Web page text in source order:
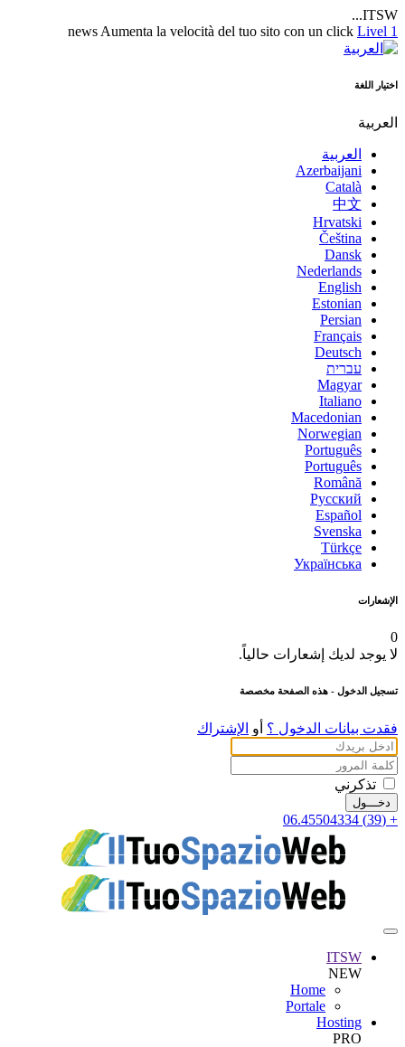
ITSW...
news Aumenta la velocità del tuo sito con un click Livel 1
اختيار اللغة
العربية
العربية
Azerbaijani
Català
中文
Hrvatski
Čeština
Dansk
Nederlands
English
Estonian
Persian
Français
Deutsch
עברית
Magyar
Italiano
Macedonian
Norwegian
Português
Português
Română
Русский
Español
Svenska
Türkçe
Українська
الإشعارات
0
لا يوجد لديك إشعارات حالياً.
تسجيل الدخول - هذه الصفحة مخصصة
فقدت بيانات الدخول ؟ أو الإشتراك
تذكرني
+ (39) 06.45504334
ITSW
NEW
Home
Portale
Hosting
PRO